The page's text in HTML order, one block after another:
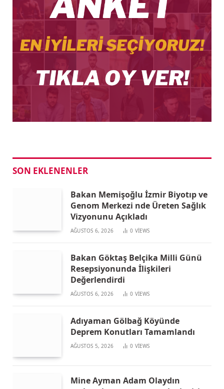
SON EKLENENLER
Bakan Memişoğlu İzmir Biyotıp ve
Genom Merkezi nde Üreten Sağlık
Vizyonunu Açıkladı
AĞUSTOS 6, 2026 0 VIEWS
Bakan Göktaş Belçika Milli Günü
Resepsiyonunda İlişkileri
Değerlendirdi
AĞUSTOS 6, 2026 0 VIEWS
Adıyaman Gölbağ Köyünde
Deprem Konutları Tamamlandı
AĞUSTOS 5, 2026 0 VIEWS
Mine Ayman Adam Olaydın